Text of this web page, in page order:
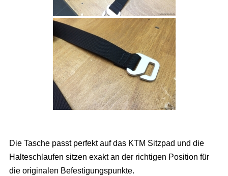
Die Tasche passt perfekt auf das KTM Sitzpad und die
Halteschlaufen sitzen exakt an der richtigen Position für
die originalen Befestigungspunkte.